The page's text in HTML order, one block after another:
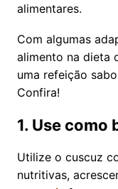
alimentares.
Com algumas
alimento na dieta
uma refeição
Confira!
1. Use como
Utilize o cuscuz
nutritivas,